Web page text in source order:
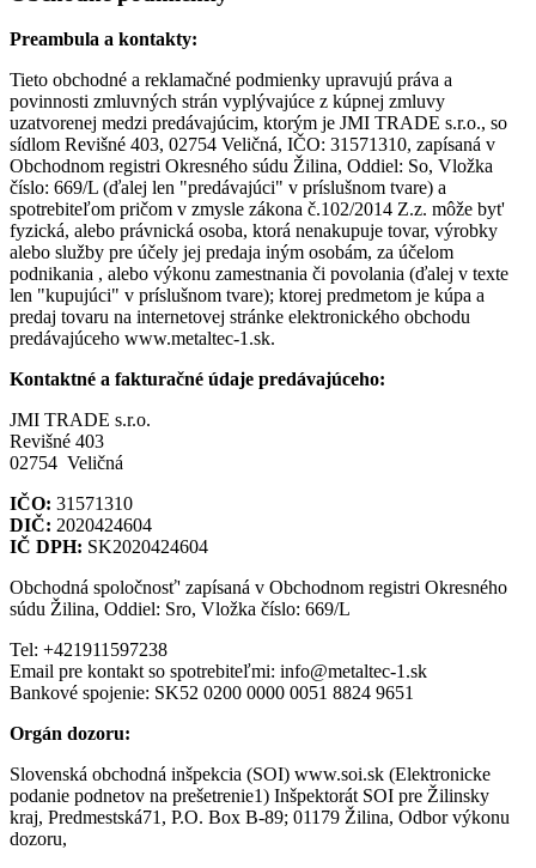
Preambula a kontakty:
Tieto obchodné a reklamačné podmienky upravujú práva a
povinnosti zmluvných strán vyplývajúce z kúpnej zmluvy
uzatvorenej medzi predávajúcim, ktorým je JMI TRADE s.r.o., so
sídlom Revišné 403, 02754 Veličná, IČO: 31571310, zapísaná v
Obchodnom registri Okresného súdu Žilina, Oddiel: So, Vložka
číslo: 669/L (ďalej len "predávajúci" v príslušnom tvare) a
spotrebiteľom pričom v zmysle zákona č.102/2014 Z.z. môže byt'
fyzická, alebo právnická osoba, ktorá nenakupuje tovar, výrobky
alebo služby pre účely jej predaja iným osobám, za účelom
podnikania , alebo výkonu zamestnania či povolania (ďalej v texte
len "kupujúci" v príslušnom tvare); ktorej predmetom je kúpa a
predaj tovaru na internetovej stránke elektronického obchodu
predávajúceho www.metaltec-1.sk.
Kontaktné a fakturačné údaje predávajúceho:
JMI TRADE s.r.o.
Revišné 403
02754 Veličná
IČO: 31571310
DIČ: 2020424604
IČ DPH: SK2020424604
Obchodná spoločnosť' zapísaná v Obchodnom registri Okresného
súdu Žilina, Oddiel: Sro, Vložka číslo: 669/L
Tel: +421911597238
Email pre kontakt so spotrebiteľmi: info@metaltec-1.sk
Bankové spojenie: SK52 0200 0000 0051 8824 9651
Orgán dozoru:
Slovenská obchodná inšpekcia (SOI) www.soi.sk (Elektronicke
podanie podnetov na prešetrenie1) Inšpektorát SOI pre Žilinsky
kraj, Predmestská71, P.O. Box B-89; 01179 Žilina, Odbor výkonu
dozoru,